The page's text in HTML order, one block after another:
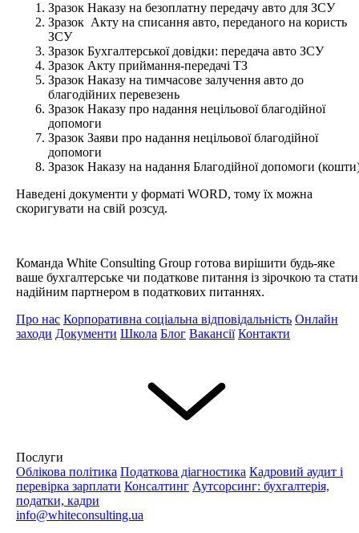
Зразок Наказу на безоплатну передачу авто для ЗСУ
Зразок Акту на списання авто, переданого на користь
ЗСУ
Зразок Бухгалтерської довідки: передача авто ЗСУ
Зразок Акту приймання-передачі ТЗ
Зразок Наказу на тимчасове залучення авто до
благодійних перевезень
Зразок Наказу про надання нецільової благодійної
допомоги
Зразок Заяви про надання нецільової благодійної
допомоги
Зразок Наказу на надання Благодійної допомоги
Наведені документи у форматі WORD, тому їх можна
скоригувати на свій розсуд.
Команда White Consulting Group готова вирішити будь-яке
ваше бухгалтерське чи податкове питання із зірочкою та стати
надійним партнером в податкових питаннях.
Про нас Корпоративна соціальна відповідальність Онлайн
заходи Документи Школа Блог Вакансії Контакти
Послуги
Облікова політика Податкова діагностика Кадровий аудит і
перевірка зарплати Консалтинг Аутсорсинг: бухгалтерія,
податки, кадри
info@whiteconsulting.ua